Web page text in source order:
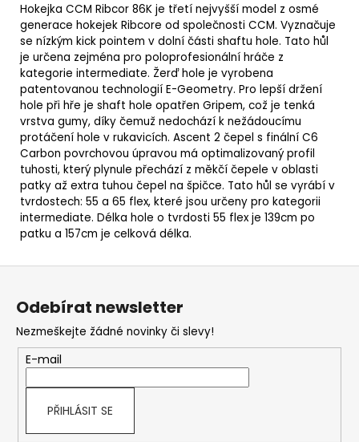
Hokejka CCM Ribcor 86K je třetí nejvyšší model z osmé
generace hokejek Ribcore od společnosti CCM. Vyznačuje
se nízkým kick pointem v dolní části shaftu hole. Tato hůl
je určena zejména pro poloprofesionální hráče z
kategorie intermediate. Žerď hole je vyrobena
patentovanou technologií E-Geometry. Pro lepší držení
hole při hře je shaft hole opatřen Gripem, což je tenká
vrstva gumy, díky čemuž nedochází k nežádoucímu
protáčení hole v rukavicích. Ascent 2 čepel s finální C6
Carbon povrchovou úpravou má optimalizovaný profil
tuhosti, který plynule přechází z měkčí čepele v oblasti
patky až extra tuhou čepel na špičce. Tato hůl se vyrábí v
tvrdostech: 55 a 65 flex, které jsou určeny pro kategorii
intermediate. Délka hole o tvrdosti 55 flex je 139cm po
patku a 157cm je celková délka.
Z
Odebírat newsletter
Nezmeškejte žádné novinky či slevy!
E-mail
PŘIHLÁSIT SE